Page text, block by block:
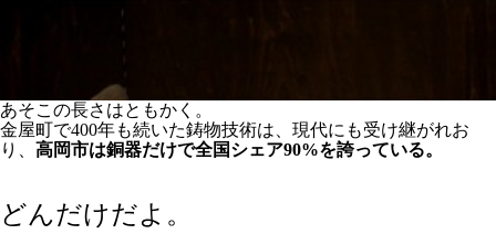
あそこの長さはともかく。
金屋町で400年も続いた鋳物技術は、現代にも受け継がれお
り、 高岡市は銅器だけで全国シェア90%を誇っている。
どんだけだよ。